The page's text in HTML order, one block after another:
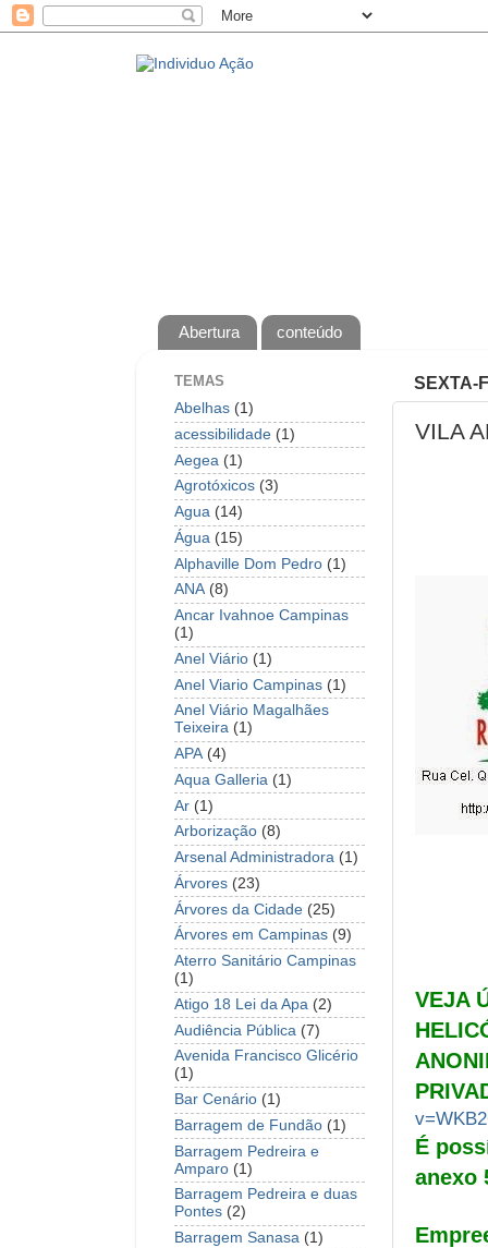
Abertura conteúdo
SEXTA-
VILA
VEJA
É
anexo
TEMAS
Abelhas (1)
acessibilidade (1)
Aegea (1)
Agrotóxicos (3)
Agua (14)
Água (15)
Alphaville Dom Pedro (1)
ANA (8)
Ancar Ivahnoe Campinas
(1)
Anel Viário (1)
Anel Viario Campinas (1)
Anel Viário Magalhães
Teixeira (1)
APA (4)
Aqua Galleria (1)
Ar (1)
Arborização (8)
Arsenal Administradora (1)
Árvores (23)
Árvores da Cidade (25)
Árvores em Campinas (9)
Aterro Sanitário Campinas
(1)
Atigo 18 Lei da Apa (2)
Audiência Pública (7)
Avenida Francisco Glicério
(1)
Bar Cenário (1)
Barragem de Fundão (1)
Barragem Pedreira e
Amparo (1)
Barragem Pedreira e duas
Pontes (2)
Barragem Sanasa (1)